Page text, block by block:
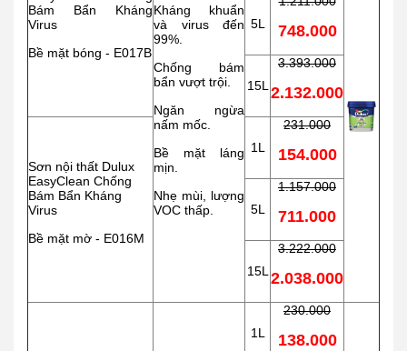
Bám Bẩn Kháng
Virus
Bề mặt bóng - E017B
Kháng khuẩn
và virus đến
99%.
Chống bám
bẩn vượt trội.
Ngăn ngừa
nấm mốc.
Bề mặt láng
mịn.
Nhẹ mùi, lượng
VOC thấp.
5L 748.000
15L
3.393.000
2.132.000
Sơn nội thất Dulux
EasyClean Chống
Bám Bẩn Kháng
Virus
Bề mặt mờ - E016M
1L
231.000
154.000
5L
1.157.000
711.000
15L
3.222.000
2.038.000
1L
230.000
138.000